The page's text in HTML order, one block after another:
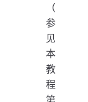
（
参
见
本
教
程
第